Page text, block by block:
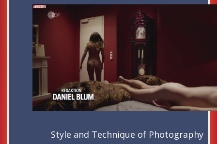
Style and Technique of Photography